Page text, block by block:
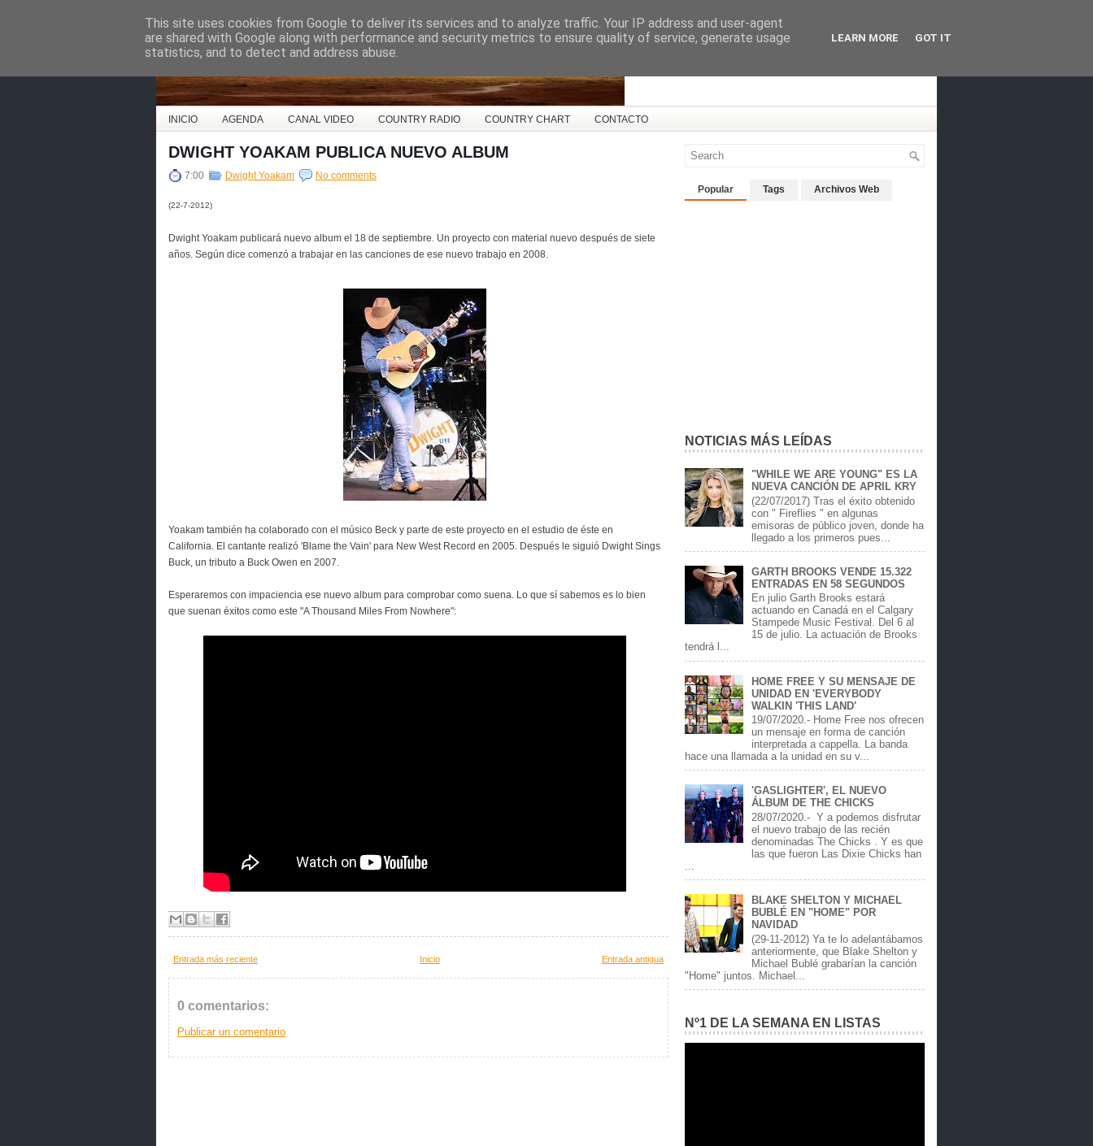
Country Music España
INICIO AGENDA CANAL VIDEO COUNTRY RADIO COUNTRY CHART CONTACTO
DWIGHT YOAKAM PUBLICA NUEVO ALBUM
7:00 Dwight Yoakam No comments
(22-7-2012)
Dwight Yoakam publicará nuevo album el 18 de septiembre. Un proyecto con material nuevo después de siete
años. Según dice comenzó a trabajar en las canciones de ese nuevo trabajo en 2008.
Yoakam también ha colaborado con el músico Beck y parte de este proyecto en el estudio de éste en
California. El cantante realizó 'Blame the Vain' para New West Record en 2005. Después le siguió Dwight Sings
Buck, un tributo a Buck Owen en 2007.
Esperaremos con impaciencia ese nuevo album para comprobar como suena. Lo que sí sabemos es lo bien
que suenan éxitos como este "A Thousand Miles From Nowhere":
Entrada más reciente Entrada antigua
Inicio
0 comentarios:
Publicar un comentario
Popular Tags Archivos Web
NOTICIAS MÁS LEÍDAS
"WHILE WE ARE YOUNG" ES LA
NUEVA CANCIÓN DE APRIL KRY
(22/07/2017) Tras el éxito obtenido
con " Fireflies " en algunas
emisoras de público joven, donde ha
llegado a los primeros pues...
GARTH BROOKS VENDE 15.322
ENTRADAS EN 58 SEGUNDOS
En julio Garth Brooks estará
actuando en Canadá en el Calgary
Stampede Music Festival. Del 6 al
15 de julio. La actuación de Brooks
tendrá l...
HOME FREE Y SU MENSAJE DE
UNIDAD EN 'EVERYBODY
WALKIN 'THIS LAND'
19/07/2020.- Home Free nos ofrecen
un mensaje en forma de canción
interpretada a cappella. La banda
hace una llamada a la unidad en su v...
'GASLIGHTER', EL NUEVO
ÁLBUM DE THE CHICKS
28/07/2020.- Y a podemos disfrutar
el nuevo trabajo de las recién
denominadas The Chicks . Y es que
las que fueron Las Dixie Chicks han
...
BLAKE SHELTON Y MICHAEL
BUBLÉ EN "HOME" POR
NAVIDAD
(29-11-2012) Ya te lo adelantábamos
anteriormente, que Blake Shelton y
Michael Bublé grabarían la canción
"Home" juntos. Michael...
Nº1 DE LA SEMANA EN LISTAS
This site uses cookies from Google to deliver its services and to analyze traffic. Your IP address and user-agent
are shared with Google along with performance and security metrics to ensure quality of service, generate usage
statistics, and to detect and address abuse.
LEARN MORE GOT IT